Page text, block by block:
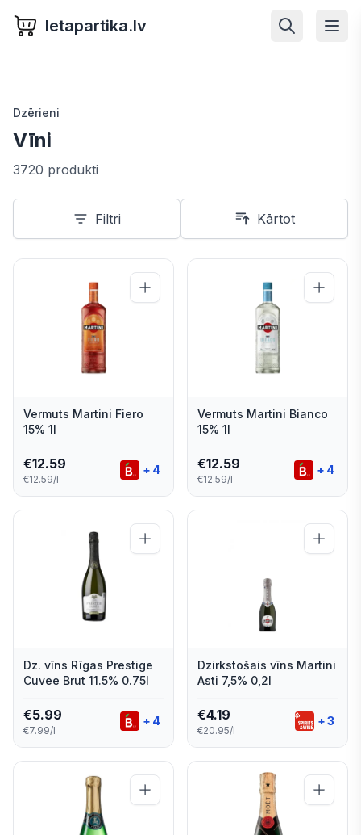
letapartika.lv
Dzērieni
Vīni
3720 produkti
Filtri Kārtot
Vermuts Martini Fiero
15% 1l
€12.59
€12.59/l
+ 4
Vermuts Martini Bianco
15% 1l
€12.59
€12.59/l
+ 4
Dz. vīns Rīgas Prestige
Cuvee Brut 11.5% 0.75l
€5.99
€7.99/l
+ 4
Dzirkstošais vīns Martini
Asti 7,5% 0,2l
€4.19
€20.95/l
+3